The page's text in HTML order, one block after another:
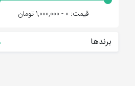
قیمت: 0 - 1,000,000 تومان
برندها